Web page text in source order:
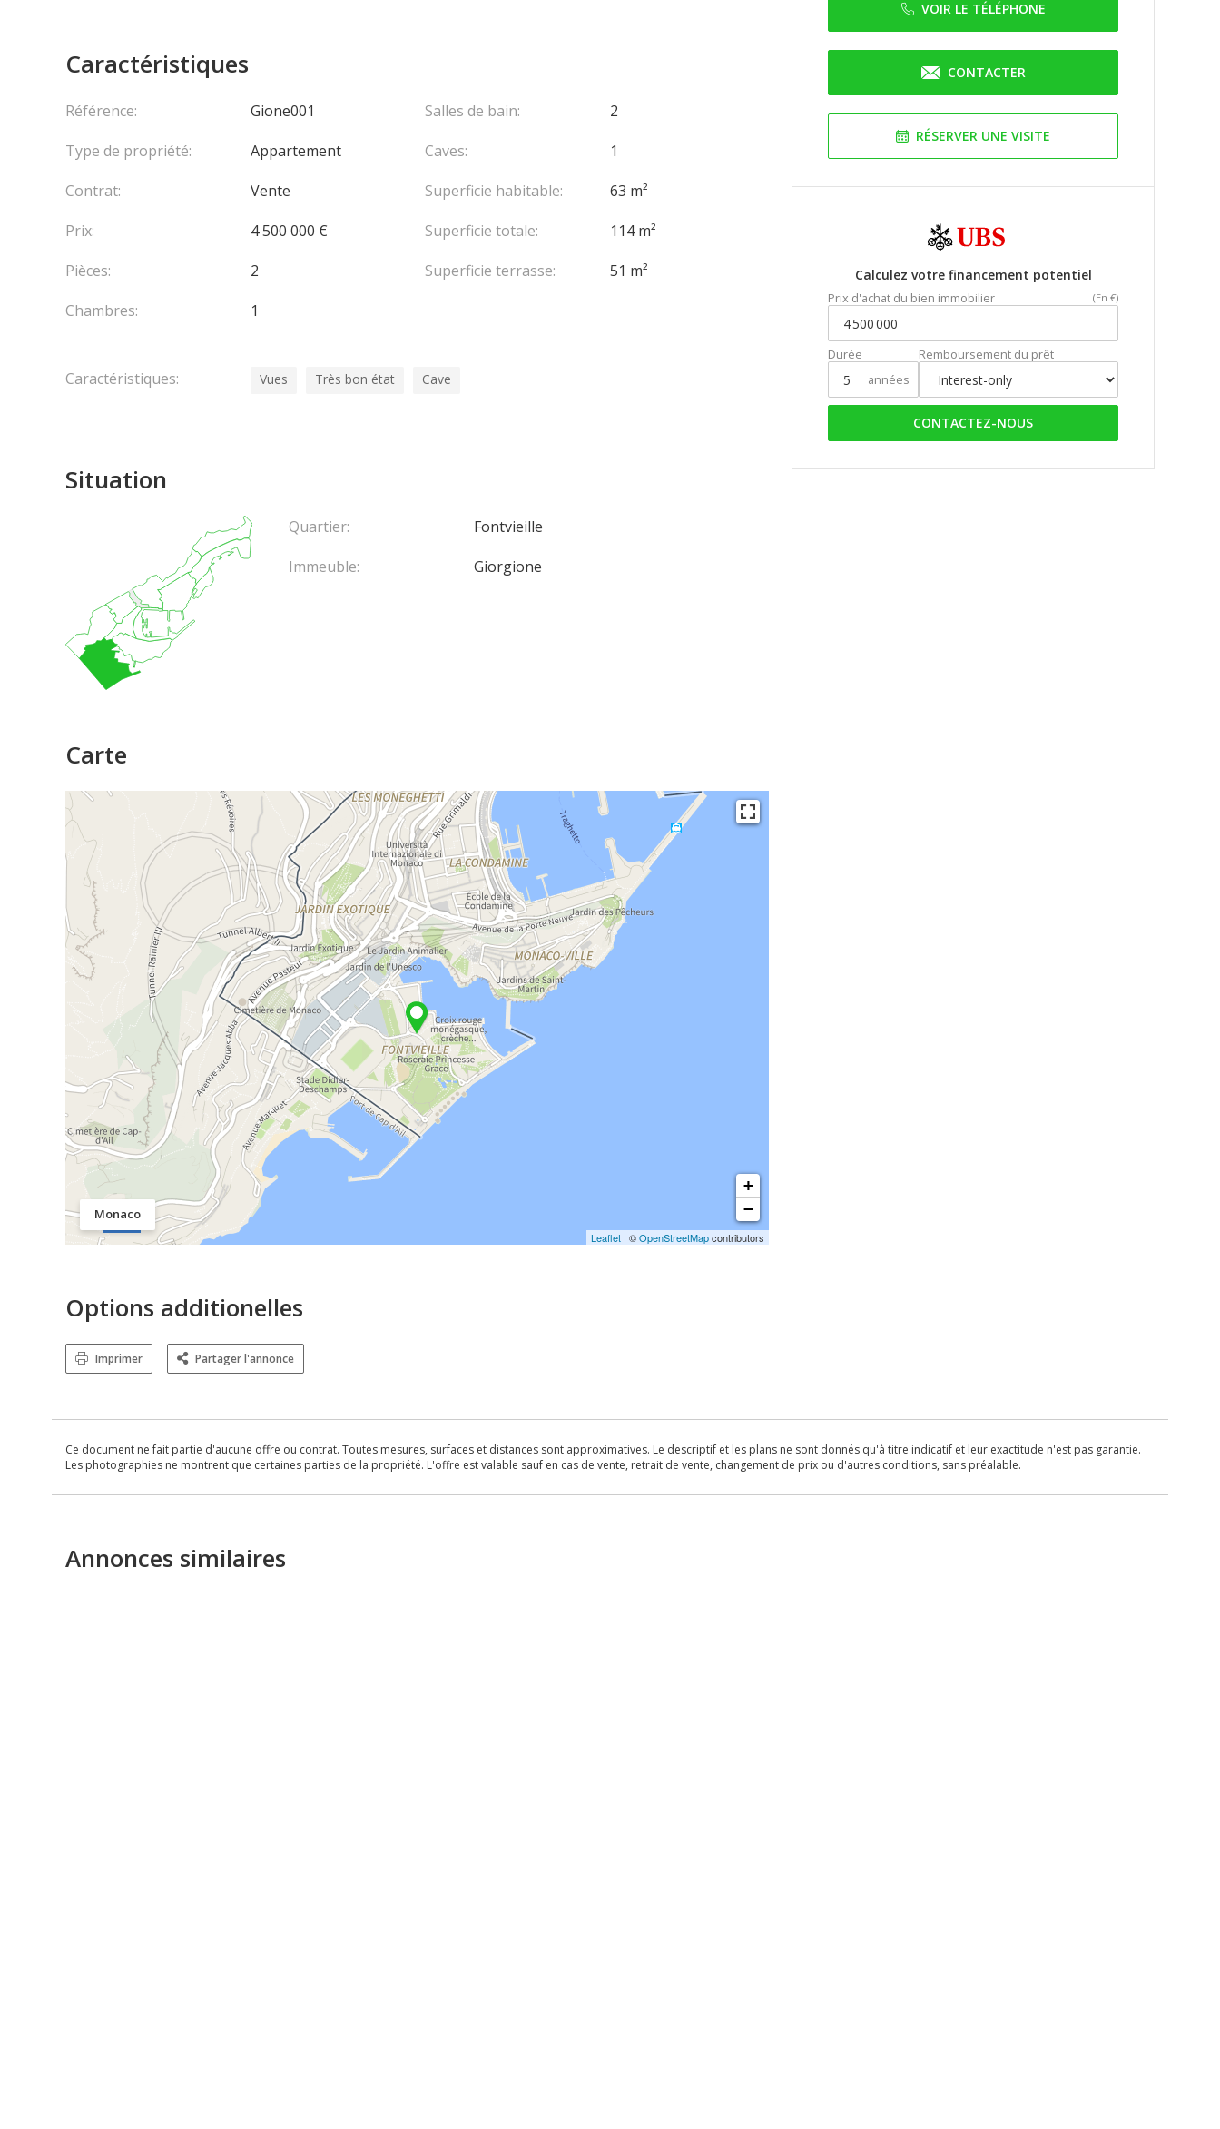
VOIR LE TÉLÉPHONE
CONTACTER
RÉSERVER UNE VISITE
Calculez votre financement potentiel
Prix d'achat du bien immobilier (En €)
Durée
années
Remboursement du prêt
CONTACTEZ-NOUS
Les visites sont faciles
Caractéristiques
Référence:
Gione001
Type de propriété:
Appartement
Contrat:
Vente
Prix:
4 500 000 €
Pièces:
2
Chambres:
1
Salles de bain:
2
Caves:
1
Superficie habitable:
63 m²
Superficie totale:
114 m²
Superficie terrasse:
51 m²
Caractéristiques: Vues Très bon état Cave
Situation
Quartier:
Fontvieille
Immeuble:
Giorgione
Carte
Monaco
+
−
Leaflet | ©OpenStreetMapcontributors
Options additionelles
Imprimer Partager l'annonce
Ce document ne fait partie d'aucune offre ou contrat. Toutes mesures, surfaces et distances sont approximatives. Le descriptif et les plans ne sont donnés qu'à titre indicatif et leur exactitude n'est pas garantie.
Les photographies ne montrent que certaines parties de la propriété. L'offre est valable sauf en cas de vente, retrait de vente, changement de prix ou d'autres conditions, sans préalable.
Annonces similaires